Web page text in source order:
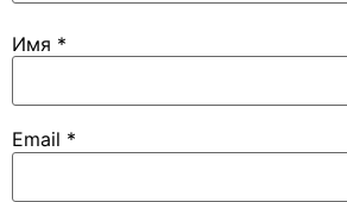
Имя *
Email *